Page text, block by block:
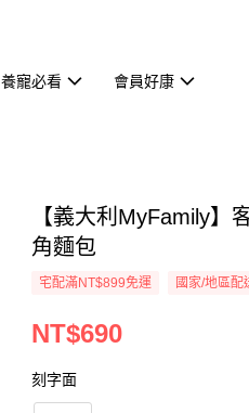
養寵必看 會員好康
【義大利MyFamily】
角麵包
宅配滿NT$899免運 國家/地區配
NT$690
刻字面